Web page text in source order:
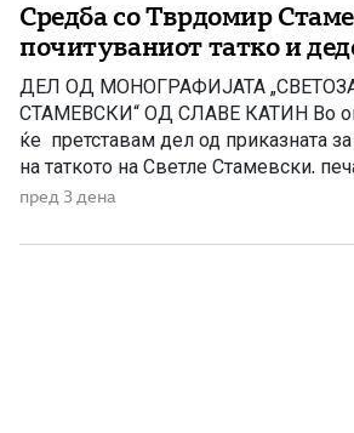
Средба со Тврдомир
почитуваниот татко и
ДЕЛ ОД МОНОГРАФИЈАТА
СТАМЕВСКИ“ ОД СЛАВЕ КАТИН Во
ќе претставам дел од приказната
на таткото на Светле Стамевски,
Тврдомир (денес покоен), кој беше
долго и многу памтеше Моето
пред 3 дена